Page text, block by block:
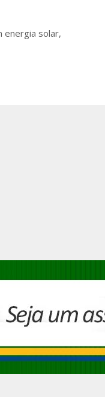
energia solar,